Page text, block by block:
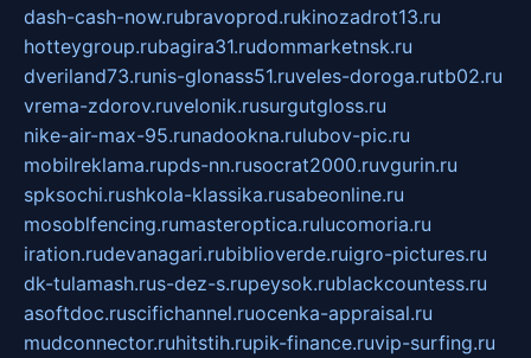
dash-cash-now.rubravoprod.rukinozadrot13.ru
hotteygroup.rubagira31.rudommarketnsk.ru
dveriland73.runis-glonass51.ruveles-doroga.rutb02.ru
vrema-zdorov.ruvelonik.rusurgutgloss.ru
nike-air-max-95.runadookna.rulubov-pic.ru
mobilreklama.rupds-nn.rusocrat2000.ruvgurin.ru
spksochi.rushkola-klassika.rusabeonline.ru
mosoblfencing.rumasteroptica.rulucomoria.ru
iration.rudevanagari.rubiblioverde.ruigro-pictures.ru
dk-tulamash.rus-dez-s.rupeysok.rublackcountess.ru
asoftdoc.ruscifichannel.ruocenka-appraisal.ru
mudconnector.ruhitstih.rupik-finance.ruvip-surfing.ru